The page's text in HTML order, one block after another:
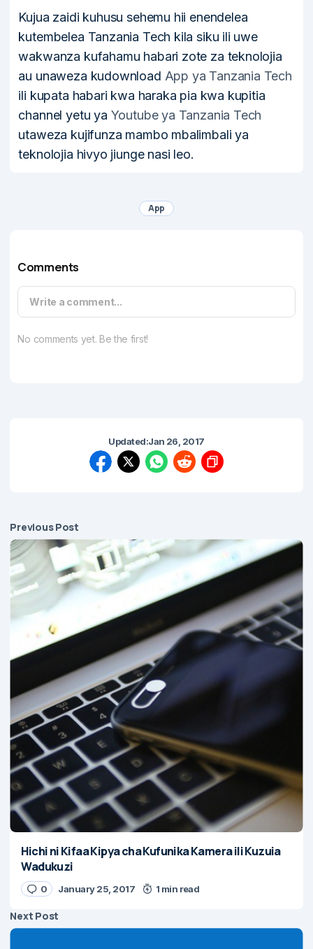
Kujua zaidi kuhusu sehemu hii enendelea
kutembelea Tanzania Tech kila siku ili uwe
wakwanza kufahamu habari zote za teknolojia
au unaweza kudownload App ya Tanzania Tech
ili kupata habari kwa haraka pia kwa kupitia
channel yetu ya Youtube ya Tanzania Tech
utaweza kujifunza mambo mbalimbali ya
teknolojia hivyo jiunge nasi leo.
App
Comments
Write a comment...
No comments yet. Be the first!
Updated:Jan 26, 2017
Previous Post
Hichi ni Kifaa Kipya cha Kufunika Kamera ili Kuzuia
Wadukuzi
0 January 25, 2017 1 min read
Next Post